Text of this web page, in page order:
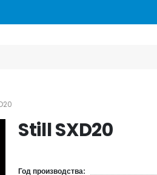
Still SXD20
Год производства: